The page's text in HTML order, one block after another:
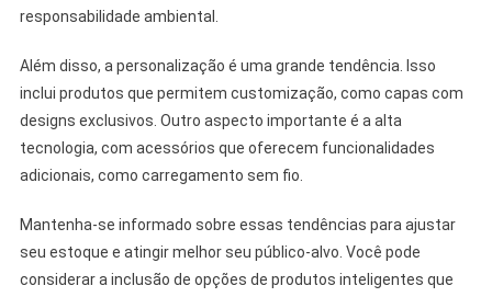
responsabilidade ambiental.
Além disso, a personalização é uma grande tendência. Isso
inclui produtos que permitem customização, como capas com
designs exclusivos. Outro aspecto importante é a alta
tecnologia, com acessórios que oferecem funcionalidades
adicionais, como carregamento sem fio.
Mantenha-se informado sobre essas tendências para ajustar
seu estoque e atingir melhor seu público-alvo. Você pode
considerar a inclusão de opções de produtos inteligentes que